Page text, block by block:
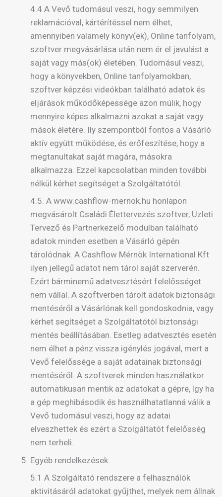
4.4 A Vevő tudomásul veszi, hogy semmilyen
reklamációval, kártérítéssel nem élhet,
amennyiben valamely könyv(ek), Online tanfolyam,
szoftver megvásárlása után nem ér el javulást a
saját vagy más(ok) életében. Tudomásul veszi,
hogy a könyvekben, Online tanfolyamokban,
szoftver képzési videókban található adatok és
eljárások működőképessége azon múlik, hogy
mennyire képes alkalmazni azokat a saját vagy
mások életére. Ily szempontból fontos a Vásárló
aktív együtt működése, és erőfeszítése, hogy a
megtanultakat saját magára, másokra
alkalmazza. Ezzel kapcsolatban minden további
nélkül kérhet segítséget a Szolgáltatótól.
4.5. A www.cashflow-mernok.hu honlapon
megvásárolt Családi Élettervezés szoftver, Üzleti
Tervező és Partnerkezelő modulban található
adatok minden esetben a Vásárló gépén
tárolódnak. A Cashflow Mérnök International Kft
ilyen jellegű adatot nem tárol saját szerverén.
Ezért bárminemű adatvesztésért felelősséget
nem vállal. A szoftverben tárolt adatok biztonsági
mentéséről a Vásárlónak kell gondoskodnia, vagy
kérhet segítséget a Szolgáltatótól biztonsági
mentés beállításában. Esetleg adatvesztés esetén
nem élhet a pénz vissza igénylés jogával, mert a
Vevő felelőssége a saját adatainak biztonsági
mentéséről. A szoftverek minden használatkor
automatikusan mentik az adatokat a gépre, így ha
a gép meghibásodik és használhatatlanná válik a
Vevő tudomásul veszi, hogy az adatai
elveszhettek és ezért a Szolgáltatót felelősség
nem terheli.
Egyéb rendelkezések
5.1 A Szolgáltató rendszere a felhasználók
aktivitásáról adatokat gyűjthet, melyek nem állnak